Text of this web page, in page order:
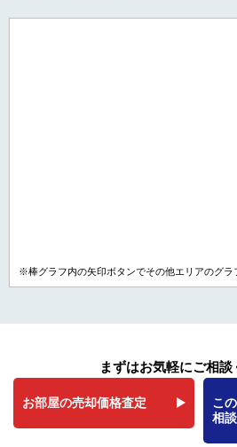
※棒グラフ内の矢印ボタンでその他エリアのグラ
まずはお気軽にご相談
お部屋の売却価格査定
こ
相談